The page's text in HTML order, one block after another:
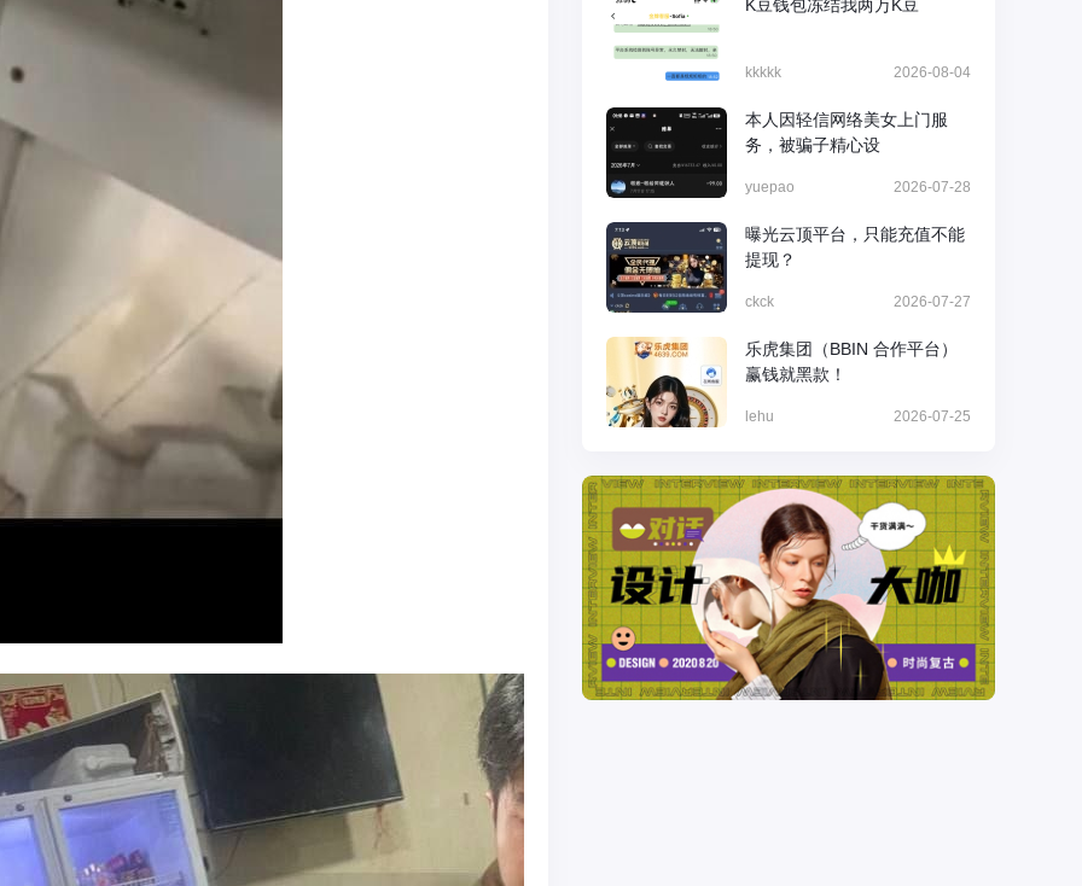
K豆钱包冻结我两万K豆
kkkkk 2026-08-04
本人因轻信网络美女上门服
务，被骗子精心设
yuepao 2026-07-28
曝光云顶平台，只能充值不能
提现？
ckck 2026-07-27
乐虎集团（BBIN 合作平台）
赢钱就黑款！
lehu 2026-07-25